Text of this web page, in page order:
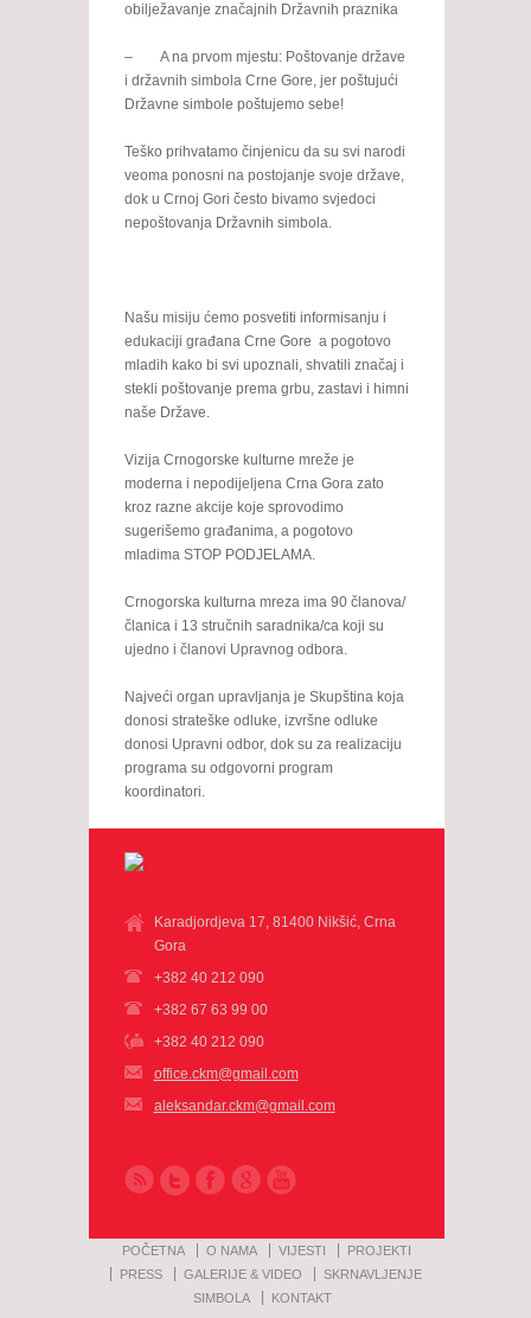
obilježavanje značajnih Državnih praznika
– A na prvom mjestu: Poštovanje države
i državnih simbola Crne Gore, jer poštujući
Državne simbole poštujemo sebe!
Teško prihvatamo činjenicu da su svi narodi
veoma ponosni na postojanje svoje države,
dok u Crnoj Gori često bivamo svjedoci
nepoštovanja Državnih simbola.
Našu misiju ćemo posvetiti informisanju i
edukaciji građana Crne Gore a pogotovo
mladih kako bi svi upoznali, shvatili značaj i
stekli poštovanje prema grbu, zastavi i himni
naše Države.
Vizija Crnogorske kulturne mreže je
moderna i nepodijeljena Crna Gora zato
kroz razne akcije koje sprovodimo
sugerišemo građanima, a pogotovo
mladima STOP PODJELAMA.
Crnogorska kulturna mreza ima 90 članova/
članica i 13 stručnih saradnika/ca koji su
ujedno i članovi Upravnog odbora.
Najveći organ upravljanja je Skupština koja
donosi strateške odluke, izvršne odluke
donosi Upravni odbor, dok su za realizaciju
programa su odgovorni program
koordinatori.
Karadjordjeva 17, 81400 Nikšić, Crna
Gora
+382 40 212 090
+382 67 63 99 00
+382 40 212 090
office.ckm@gmail.com
aleksandar.ckm@gmail.com
POČETNA O NAMA VIJESTI
PROJEKTI
PRESS
GALERIJE & VIDEO
SKRNAVLJENJE
SIMBOLA
KONTAKT